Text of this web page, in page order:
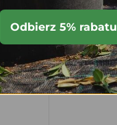
Odbierz 5% rabatu